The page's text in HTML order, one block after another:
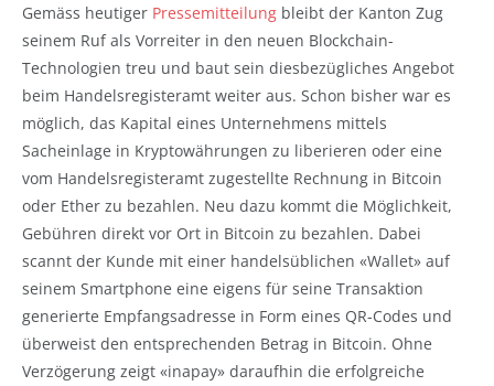
Gemäss heutiger Pressemitteilung bleibt der Kanton Zug
seinem Ruf als Vorreiter in den neuen Blockchain-
Technologien treu und baut sein diesbezügliches Angebot
beim Handelsregisteramt weiter aus. Schon bisher war es
möglich, das Kapital eines Unternehmens mittels
Sacheinlage in Kryptowährungen zu liberieren oder eine
vom Handelsregisteramt zugestellte Rechnung in Bitcoin
oder Ether zu bezahlen. Neu dazu kommt die Möglichkeit,
Gebühren direkt vor Ort in Bitcoin zu bezahlen. Dabei
scannt der Kunde mit einer handelsüblichen «Wallet» auf
seinem Smartphone eine eigens für seine Transaktion
generierte Empfangsadresse in Form eines QR-Codes und
überweist den entsprechenden Betrag in Bitcoin. Ohne
Verzögerung zeigt «inapay» daraufhin die erfolgreiche